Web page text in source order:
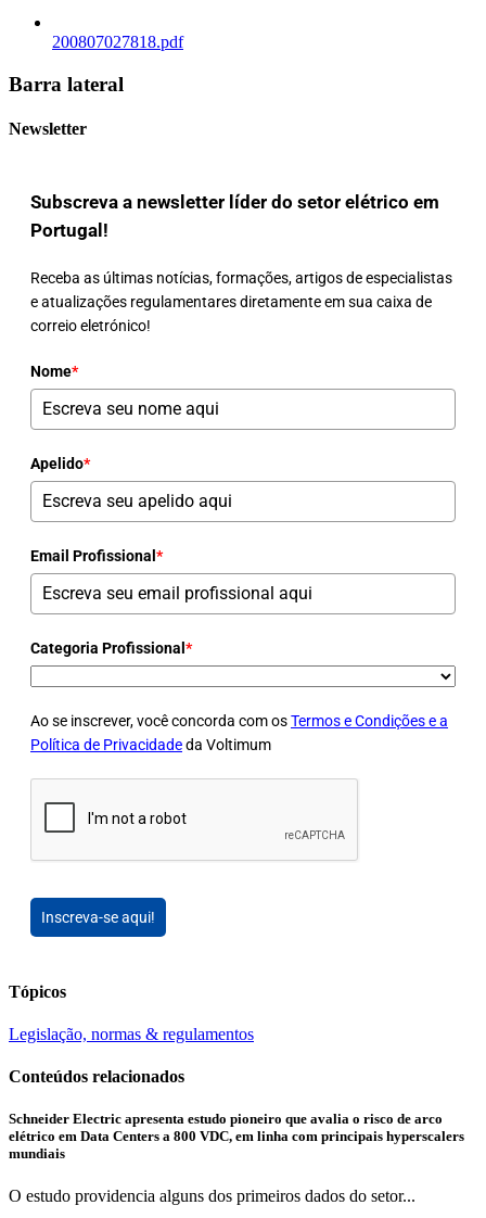
200807027818.pdf
Barra lateral
Newsletter
Subscreva a newsletter líder do setor elétrico em
Portugal!
Receba as últimas notícias, formações, artigos de especialistas
e atualizações regulamentares diretamente em sua caixa de
correio eletrónico!
Nome*
Apelido*
Email Profissional *
Categoria Profissional *
Ao se inscrever, você concorda com osTermos e Condições e a
Política de Privacidadeda Voltimum
Inscreva-se aqui!
Tópicos
Legislação, normas & regulamentos
Conteúdos relacionados
Schneider Electric apresenta estudo pioneiro que avalia o risco de arco
elétrico em Data Centers a 800 VDC, em linha com principais hyperscalers
mundiais
O estudo providencia alguns dos primeiros dados do setor...